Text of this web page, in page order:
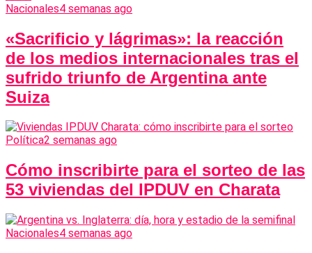
Nacionales4 semanas ago
«Sacrificio y lágrimas»: la reacción
de los medios internacionales tras el
sufrido triunfo de Argentina ante
Suiza
Política2 semanas ago
Cómo inscribirte para el sorteo de las
53 viviendas del IPDUV en Charata
Nacionales4 semanas ago